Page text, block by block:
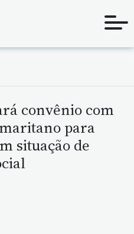
convênio com
para
situação de